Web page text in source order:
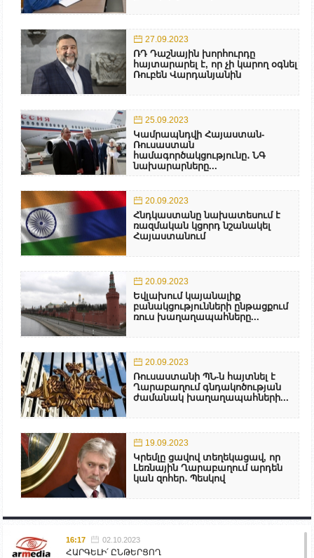
27.09.2023
ՌԴ Դաշնային խորհուրդը
հայտարարել է, որ չի կարող օգնել
Ռուբեն Վարդանյանին
25.09.2023
Կամրապնդվի Հայաստան-
Ռուսաստան
համագործակցությունը․ ՆԳ
նախարարները...
20.09.2023
Հնդկաստանը նախատեսում է
ռազմական կցորդ նշանակել
Հայաստանում
20.09.2023
Եվլախում կայանալիք
բանակցությունների ընթացքում
ռուս խաղաղապահները...
20.09.2023
Ռուսաստանի ՊՆ-ն հայտնել է
Ղարաբաղում գնդակոծության
ժամանակ խաղաղապահների...
19.09.2023
Կրեմլը ցավով տեղեկացավ, որ
Լեռնային Ղարաբաղում արդեն
կան զոհեր․ Պեսկով
16:17 02.10.2023
ՀԱՐԳԵԼԻ՛ ԸՆԹԵՐՑՈՂ